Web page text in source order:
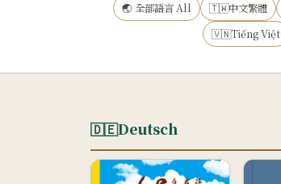
🌏 全部語言 All 🇹🇼中文繁體
🇻🇳Tiếng Việt
🇩🇪Deutsch